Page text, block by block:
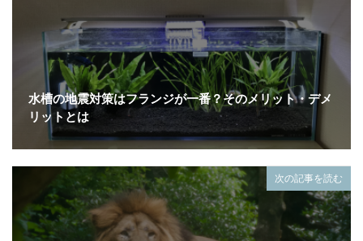
水槽の地震対策はフランジが一番？そのメリット・デメ
リットとは
次の記事を読む